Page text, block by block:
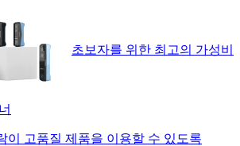
초보자를 위한 최고의 가성비
이 고품질 제품을 이용할 수 있도록